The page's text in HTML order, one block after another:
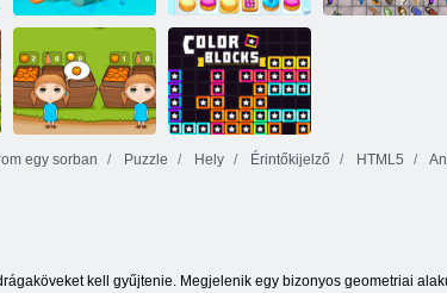
Tengerész pop Cookie Crush 2
egy sorban Puzzle Hely Érintőkijelző HTML5
kell gyűjtenie. Megjelenik egy bizonyos geometriai